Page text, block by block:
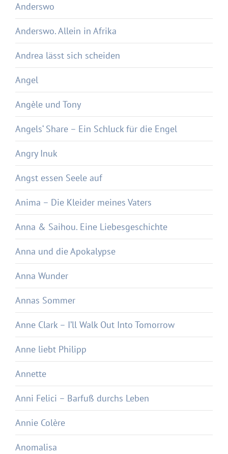
Anderswo
Anderswo. Allein in Afrika
Andrea lässt sich scheiden
Angel
Angèle und Tony
Angels‘ Share – Ein Schluck für die Engel
Angry Inuk
Angst essen Seele auf
Anima – Die Kleider meines Vaters
Anna & Saihou. Eine Liebesgeschichte
Anna und die Apokalypse
Anna Wunder
Annas Sommer
Anne Clark – I’ll Walk Out Into Tomorrow
Anne liebt Philipp
Annette
Anni Felici – Barfuß durchs Leben
Annie Colère
Anomalisa